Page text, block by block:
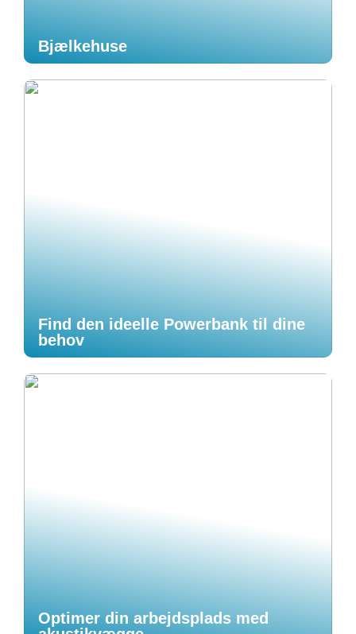
Bjælkehuse
Find den ideelle Powerbank til dine
behov
Optimer din arbejdsplads med